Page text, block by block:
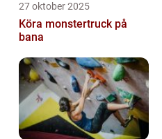
27 oktober 2025
Köra monstertruck på
bana